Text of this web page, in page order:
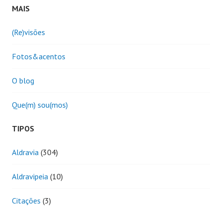
MAIS
(Re)visões
Fotos&acentos
O blog
Que(m) sou(mos)
TIPOS
Aldravia (304)
Aldravipeia (10)
Citações (3)